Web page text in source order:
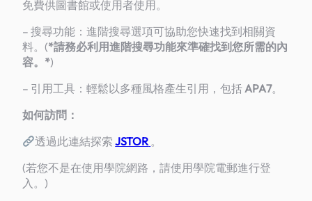
免費供圖書館或使用者使用。
– 搜尋功能：進階搜尋選項可協助您快速找到相關資
料。(*請務必利用進階搜尋功能來準確找到您所需的內
容。*)
– 引用工具：輕鬆以多種風格產生引用，包括 APA7。
如何訪問：
透過此連結探索JSTOR 。
(若您不是在使用學院網路，請使用學院電郵進行登
入。)